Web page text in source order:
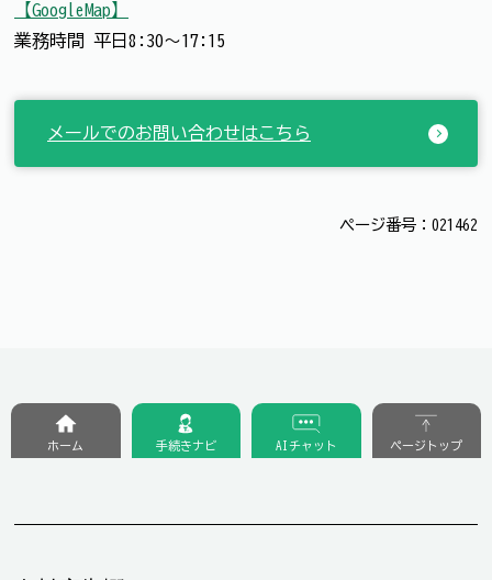
【GoogleMap】
業務時間 平日8:30～17:15
メールでのお問い合わせはこちら
ページ番号：021462
ホーム 手続きナビ AIチャット ページトップ